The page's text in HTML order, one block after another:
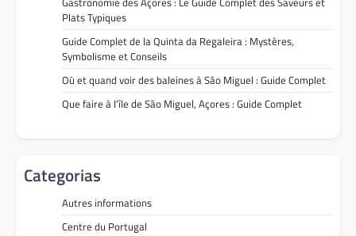
Plats Typiques
Guide Complet de la Quinta da Regaleira : Mystères,
Symbolisme et Conseils
Où et quand voir des baleines à São Miguel : Guide Complet
Que faire à l’île de São Miguel, Açores : Guide Complet
Categorias
Autres informations
Centre du Portugal